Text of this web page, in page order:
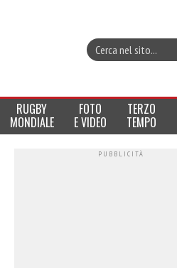
RUGBY
MONDIALE
FOTO
E VIDEO
TERZO
TEMPO